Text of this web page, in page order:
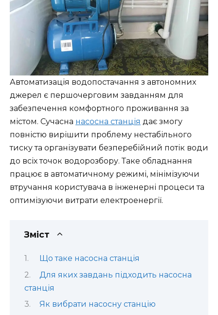
Автоматизація водопостачання з автономних
джерел є першочерговим завданням для
забезпечення комфортного проживання за
містом. Сучасна насосна станція дає змогу
повністю вирішити проблему нестабільного
тиску та організувати безперебійний потік води
до всіх точок водорозбору. Таке обладнання
працює в автоматичному режимі, мінімізуючи
втручання користувача в інженерні процеси та
оптимізуючи витрати електроенергії.
Зміст
Що таке насосна станція
Для яких завдань підходить насосна
станція
Як вибрати насосну станцію